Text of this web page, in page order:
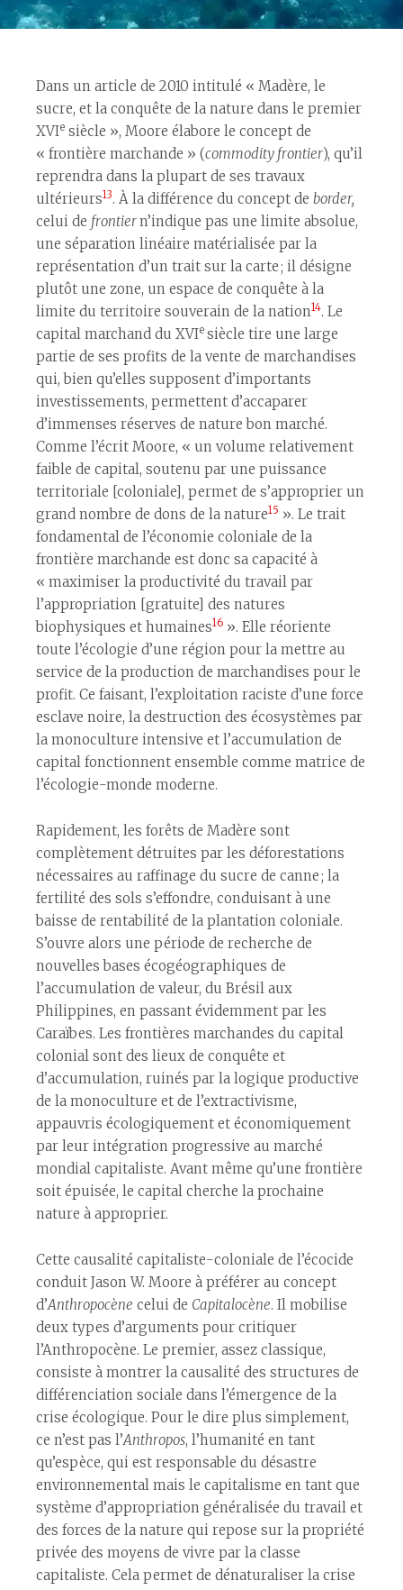
Dans un article de 2010 intitulé « Madère, le
sucre, et la conquête de la nature dans le premier
XVIe siècle », Moore élabore le concept de
« frontière marchande » (commodity frontier), qu’il
reprendra dans la plupart de ses travaux
ultérieurs13. À la différence du concept deborder,
celui de frontiern’indique pas une limite absolue,
une séparation linéaire matérialisée par la
représentation d’un trait sur la carte ; il désigne
plutôt une zone, un espace de conquête à la
limite du territoire souverain de la nation14. Le
capital marchand du XVIesiècle tire une large
partie de ses profits de la vente de marchandises
qui, bien qu’elles supposent d’importants
investissements, permettent d’accaparer
d’immenses réserves de nature bon marché.
Comme l’écrit Moore, « un volume relativement
faible de capital, soutenu par une puissance
territoriale [coloniale], permet de s’approprier un
grand nombre de dons de la nature15 ». Le trait
fondamental de l’économie coloniale de la
frontière marchande est donc sa capacité à
« maximiser la productivité du travail par
l’appropriation [gratuite] des natures
biophysiques et humaines16 ». Elle réoriente
toute l’écologie d’une région pour la mettre au
service de la production de marchandises pour le
profit. Ce faisant, l’exploitation raciste d’une force
esclave noire, la destruction des écosystèmes par
la monoculture intensive et l’accumulation de
capital fonctionnent ensemble comme matrice de
l’écologie-monde moderne.
Rapidement, les forêts de Madère sont
complètement détruites par les déforestations
nécessaires au raffinage du sucre de canne ; la
fertilité des sols s’effondre, conduisant à une
baisse de rentabilité de la plantation coloniale.
S’ouvre alors une période de recherche de
nouvelles bases écogéographiques de
l’accumulation de valeur, du Brésil aux
Philippines, en passant évidemment par les
Caraïbes. Les frontières marchandes du capital
colonial sont des lieux de conquête et
d’accumulation, ruinés par la logique productive
de la monoculture et de l’extractivisme,
appauvris écologiquement et économiquement
par leur intégration progressive au marché
mondial capitaliste. Avant même qu’une frontière
soit épuisée, le capital cherche la prochaine
nature à approprier.
Cette causalité capitaliste-coloniale de l’écocide
conduit Jason W. Moore à préférer au concept
d’Anthropocène celui de Capitalocène. Il mobilise
deux types d’arguments pour critiquer
l’Anthropocène. Le premier, assez classique,
consiste à montrer la causalité des structures de
différenciation sociale dans l’émergence de la
crise écologique. Pour le dire plus simplement,
ce n’est pas l’Anthropos, l’humanité en tant
qu’espèce, qui est responsable du désastre
environnemental mais le capitalisme en tant que
système d’appropriation généralisée du travail et
des forces de la nature qui repose sur la propriété
privée des moyens de vivre par la classe
capitaliste. Cela permet de dénaturaliser la crise